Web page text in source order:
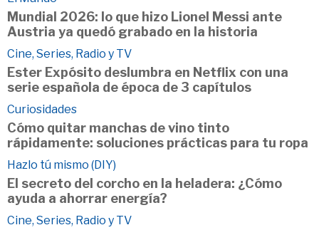
Mundial 2026: lo que hizo Lionel Messi ante
Austria ya quedó grabado en la historia
Cine, Series, Radio y TV
Ester Expósito deslumbra en Netflix con una
serie española de época de 3 capítulos
Curiosidades
Cómo quitar manchas de vino tinto
rápidamente: soluciones prácticas para tu ropa
Hazlo tú mismo (DIY)
El secreto del corcho en la heladera: ¿Cómo
ayuda a ahorrar energía?
Cine, Series, Radio y TV